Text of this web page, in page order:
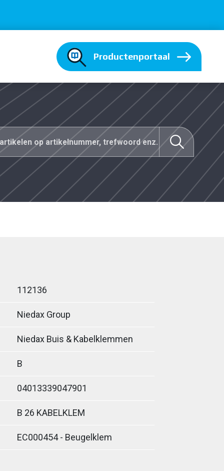
Productenportaal
112136
Niedax Group
Niedax Buis & Kabelklemmen
B
04013339047901
B 26 KABELKLEM
EC000454 - Beugelklem